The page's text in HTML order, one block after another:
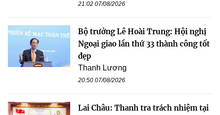
21:02 07/08/2026
Bộ trưởng Lê Hoài Trung: Hội nghị
Ngoại giao lần thứ 33 thành công tốt
đẹp
Thanh Lương
20:50 07/08/2026
Lai Châu: Thanh tra trách nhiệm tại